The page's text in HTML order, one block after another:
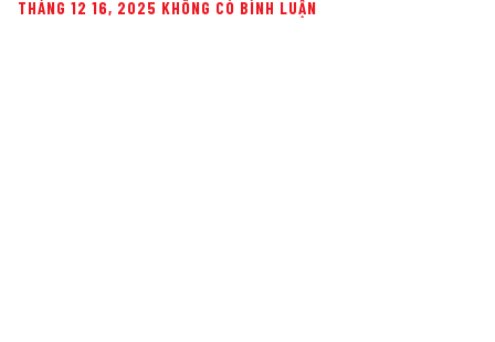
THÁNG 12 16, 2025 KHÔNG CÓ BÌNH LUẬN